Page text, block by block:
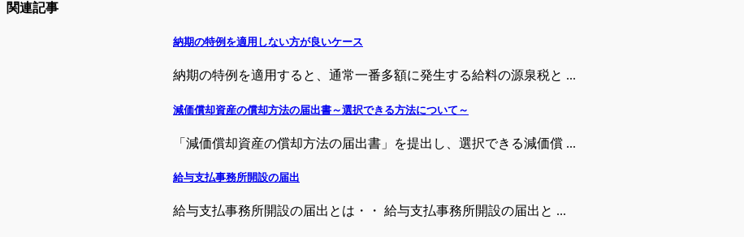
関連記事
納期の特例を適用しない方が良いケース
納期の特例を適用すると、通常一番多額に発生する給料の源泉税と ...
減価償却資産の償却方法の届出書～選択できる方法について～
「減価償却資産の償却方法の届出書」を提出し、選択できる減価償 ...
給与支払事務所開設の届出
給与支払事務所開設の届出とは・・ 給与支払事務所開設の届出と ...